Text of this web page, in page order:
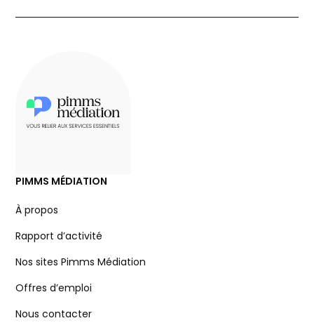
PIMMS MÉDIATION
À propos
Rapport d’activité
Nos sites Pimms Médiation
Offres d’emploi
Nous contacter